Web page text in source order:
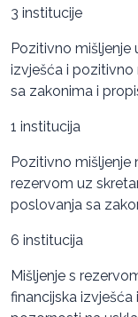
3 institucije
Pozitivno mišljenje
izvješća i pozitivno
sa zakonima i
1 institucija
Pozitivno mišljenje
rezervom uz
poslovanja sa
6 institucija
Mišljenje s
financijska